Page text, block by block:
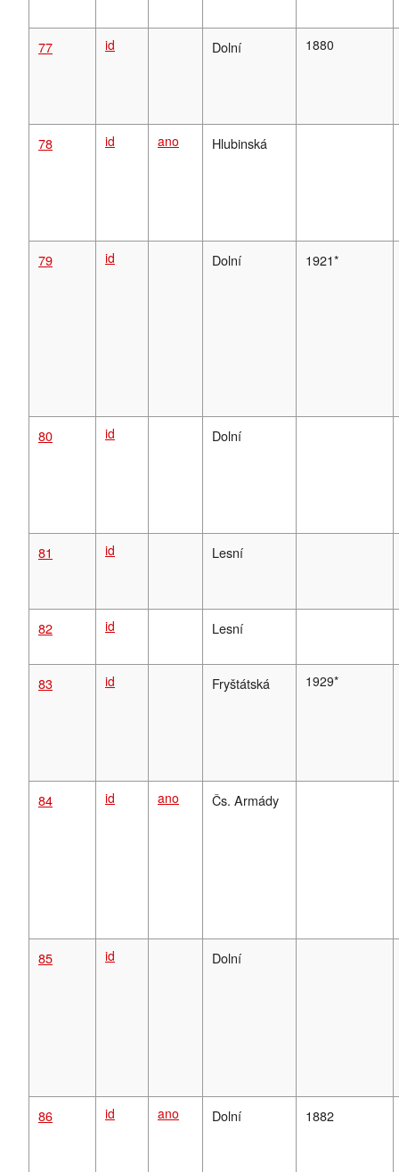
77 id Dolní 1880
78 id ano Hlubinská
79 id Dolní 1921*
80 id Dolní
81 id Lesní
82 id Lesní
83 id Fryštátská 1929*
84 id ano Čs. Armády
85 id Dolní
86 id ano Dolní 1882